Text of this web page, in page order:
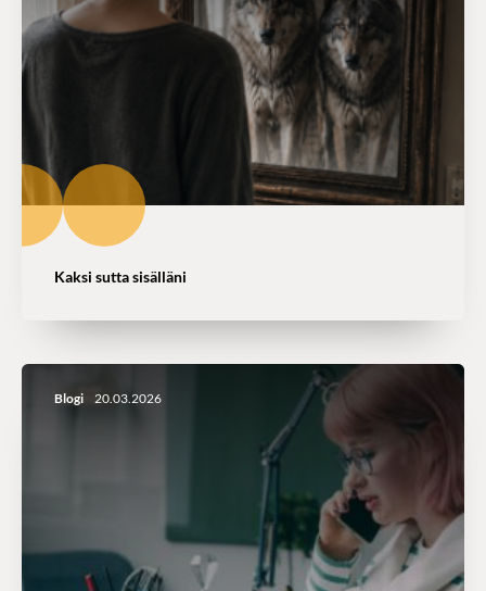
Kaksi sutta sisälläni
Blogi 20.03.2026